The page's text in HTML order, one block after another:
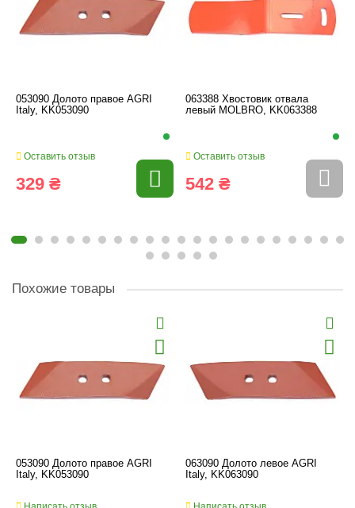
053090 Долото правое AGRI
Italy, KK053090
Оставить отзыв
329 ₴
063388 Хвостовик отвала
левый MOLBRO, KK063388
Оставить отзыв
542 ₴
Похожие товары
053090 Долото правое AGRI
Italy, KK053090
063090 Долото левое AGRI
Italy, KK063090